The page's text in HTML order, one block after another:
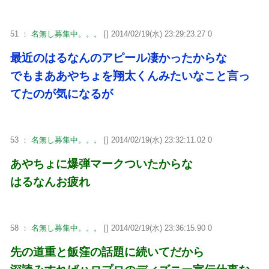
51 ： 名無し募集中。。。 [] 2014/02/19(水) 23:29:23.27 0
最近のはるなんのアピール凄かったからな
でもまああやちょを翔太くんみたいなこと言っ
てたのが気になるが
53 ： 名無し募集中。。。 [] 2014/02/19(水) 23:32:11.02 0
あやちょに爆弾マークついたからな
はるなんお疲れ
58 ： 名無し募集中。。。 [] 2014/02/19(水) 23:36:15.90 0
先の道重と飯窪の話題に続いてだから